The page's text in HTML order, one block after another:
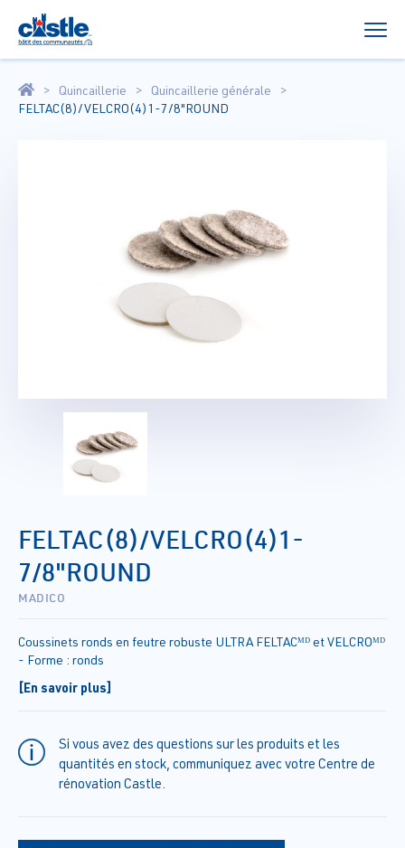
Quincaillerie
Quincaillerie générale
FELTAC(8)/VELCRO(4)1-7/8"ROUND
FELTAC(8)/VELCRO(4)1-
7/8"ROUND
MADICO
Coussinets ronds en feutre robuste ULTRA FELTACᴹᴰ et VELCROᴹᴰ
- Forme : ronds
[En savoir plus]
Si vous avez des questions sur les produits et les
quantités en stock, communiquez avec votre Centre de
rénovation Castle.